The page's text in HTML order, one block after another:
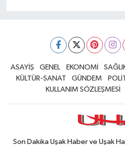
ASAYİŞ GENEL EKONOMİ
KÜLTÜR-SANAT
GÜNDEM
KULLANIM SÖZLEŞMESİ
Son Dakika Uşak Haber ve Uşak